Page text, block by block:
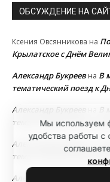
ОБСУЖДЕНИЕ НА
Ксения Овсянникова на
Крылатское с Днём
Александр Букреевна В
тематический поезд к
Александр Букреев
В
тематический поезд к
Александр Букреев
В
тематический поезд к
Александр Букреев
В
Мы используем
удобства работы с